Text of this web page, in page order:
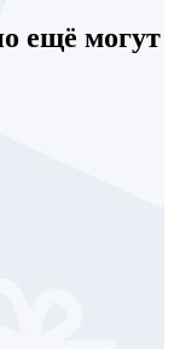
ещё могут